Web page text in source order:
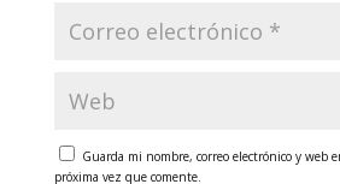
Guarda mi nombre, correo electrónico y web
próxima vez que comente.